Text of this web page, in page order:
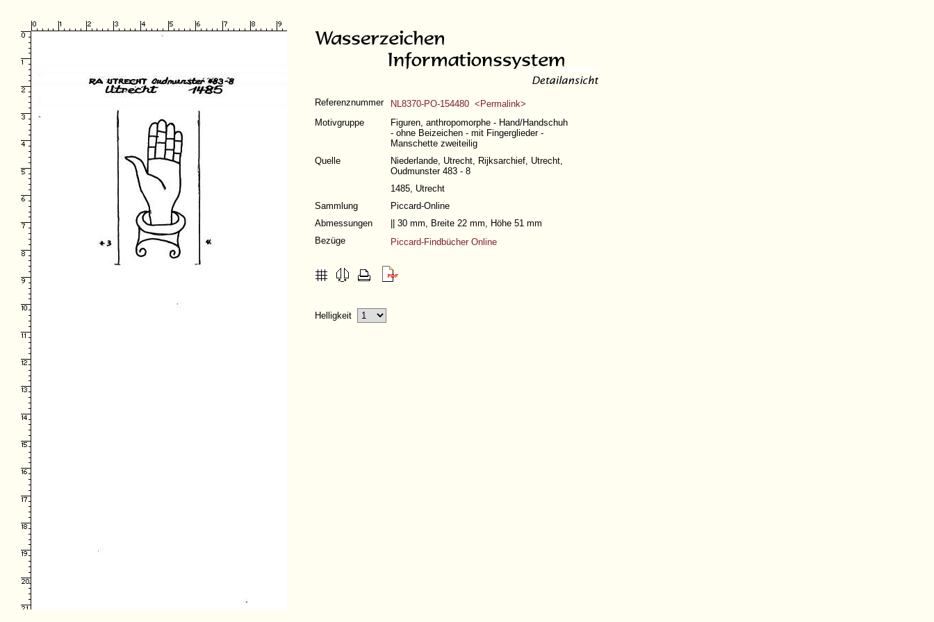
Referenznummer
NL8370-PO-154480 <Permalink>
Motivgruppe
Figuren, anthropomorphe - Hand/Handschuh
- ohne Beizeichen - mit Fingerglieder -
Manschette zweiteilig
Quelle
Niederlande, Utrecht, Rijksarchief, Utrecht,
Oudmunster 483 - 8
1485, Utrecht
Sammlung
Piccard-Online
Abmessungen
|| 30 mm, Breite 22 mm, Höhe 51 mm
Bezüge
Piccard-Findbücher Online
Helligkeit